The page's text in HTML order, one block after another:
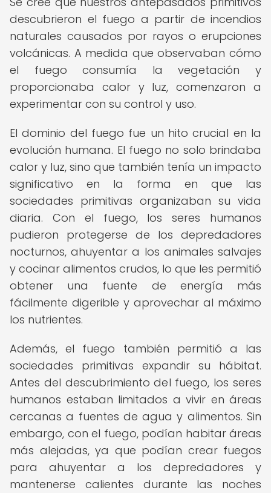
descubrieron el fuego a partir de incendios
naturales causados por rayos o erupciones
volcánicas. A medida que observaban cómo
el fuego consumía la vegetación y
proporcionaba calor y luz, comenzaron a
experimentar con su control y uso.
El dominio del fuego fue un hito crucial en la
evolución humana. El fuego no solo brindaba
calor y luz, sino que también tenía un impacto
significativo en la forma en que las
sociedades primitivas organizaban su vida
diaria. Con el fuego, los seres humanos
pudieron protegerse de los depredadores
nocturnos, ahuyentar a los animales salvajes
y cocinar alimentos crudos, lo que les permitió
obtener una fuente de energía más
fácilmente digerible y aprovechar al máximo
los nutrientes.
Además, el fuego también permitió a las
sociedades primitivas expandir su hábitat.
Antes del descubrimiento del fuego, los seres
humanos estaban limitados a vivir en áreas
cercanas a fuentes de agua y alimentos. Sin
embargo, con el fuego, podían habitar áreas
más alejadas, ya que podían crear fuegos
para ahuyentar a los depredadores y
mantenerse calientes durante las noches